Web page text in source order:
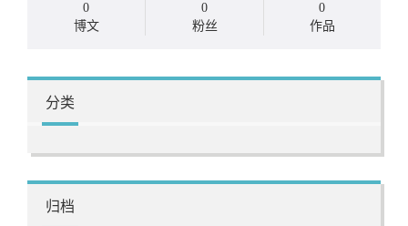
0
博文
0
粉丝
0
作品
分类
归档